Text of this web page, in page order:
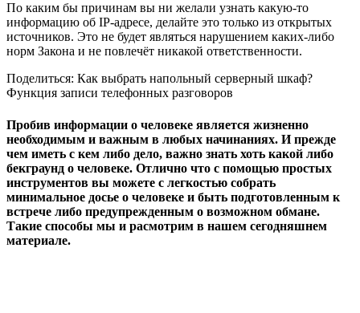
По каким бы причинам вы ни желали узнать какую-то
информацию об IP-адресе, делайте это только из открытых
источников. Это не будет являться нарушением каких-либо
норм Закона и не повлечёт никакой ответственности.
Поделиться: Как выбрать напольный серверный шкаф?
Функция записи телефонных разговоров
Пробив информации о человеке является жизненно
необходимым и важным в любых начинаниях. И прежде
чем иметь с кем либо дело, важно знать хоть какой либо
бекграунд о человеке. Отлично что с помощью простых
инструментов вы можете с легкостью собрать
минимальное досье о человеке и быть подготовленным к
встрече либо предупрежденным о возможном обмане.
Такие способы мы и расмотрим в нашем сегодняшнем
материале.